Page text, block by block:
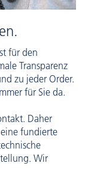
für den
Transparenz
zu jeder Order.
für Sie da.
Daher
fundierte
Wir